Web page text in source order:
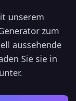
unserem
zum
aussehende
Sie sie in